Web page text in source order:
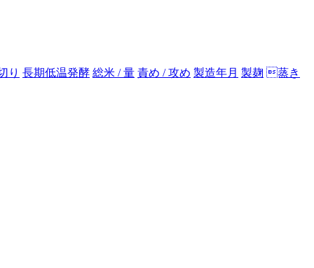
り 長期低温発酵 総米 / 量 責め / 攻め 製造年月 製麹 蒸き